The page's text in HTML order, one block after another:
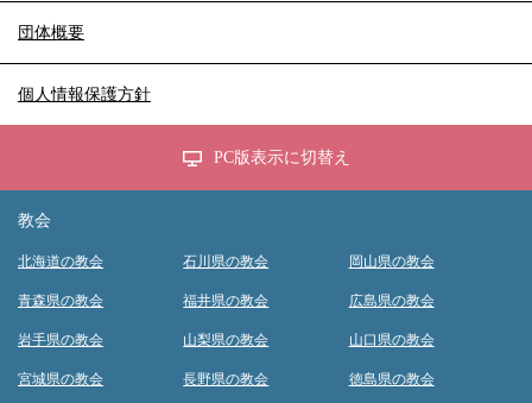
団体概要
個人情報保護方針
PC版表示に切替え
教会
北海道の教会
青森県の教会
岩手県の教会
宮城県の教会
石川県の教会
福井県の教会
山梨県の教会
長野県の教会
岡山県の教会
広島県の教会
山口県の教会
徳島県の教会